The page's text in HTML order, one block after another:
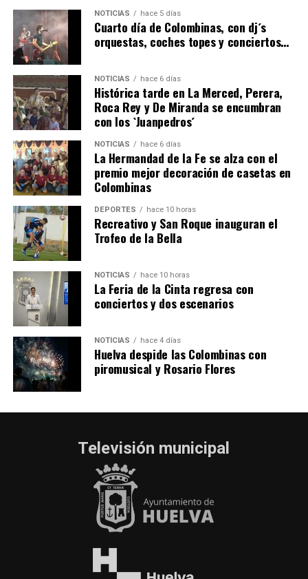
4º DÍA DE LAS FIESTAS COLOMBINAS 2026
hace 6 días Huelvatv
SEXTA CORRIDA DE LAS FIESTAS COLOMBINAS
2026
hace 3 días· Huelvatv
NOTICIAS hace 5 días
Cuarto día de Colombinas, con dj´s
orquestas, coches topes y conciertos…
NOTICIAS hace 6 días
Histórica tarde en La Merced, Perera,
Roca Rey y De Miranda se encumbran
con los `Juanpedros´
NOTICIAS hace 6 días
La Hermandad de la Fe se alza con el
premio mejor decoración de casetas en
Colombinas
DEPORTES hace 10 horas
Recreativo y San Roque inauguran el
Trofeo de la Bella
NOTICIAS hace 10 horas
La Feria de la Cinta regresa con
conciertos y dos escenarios
NOTICIAS hace 4 días
Huelva despide las Colombinas con
piromusical y Rosario Flores
Televisión municipal